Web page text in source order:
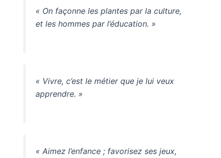
« On façonne les plantes par la culture,
et les hommes par l’éducation. »
« Vivre, c’est le métier que je lui veux
apprendre. »
« Aimez l’enfance ; favorisez ses jeux,